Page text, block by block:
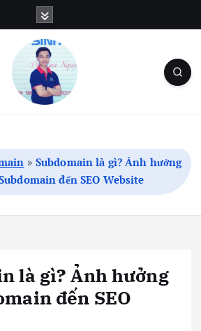
» Subdomain là gì? Ảnh hưởng
đến SEO Website
là gì? Ảnh hưởng
đến SEO